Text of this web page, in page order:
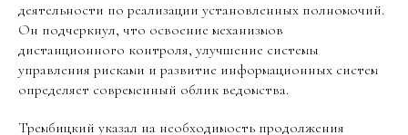
деятельности по реализации установленных полномочий.
Он подчеркнул, что освоение механизмов
дистанционного контроля, улучшение системы
управления рисками и развитие информационных систем
определяет современный облик ведомства.
Трембицкий указал на необходимость продолжения